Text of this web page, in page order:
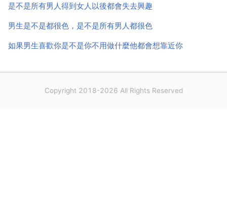
是不是所有男人得到女人以後都會失去興趣
男生是不是都很色，是不是所有男人都很色
如果男生喜歡你是不是你不用做什麼他都會想靠近你
Copyright 2018-2026 All Rights Reserved